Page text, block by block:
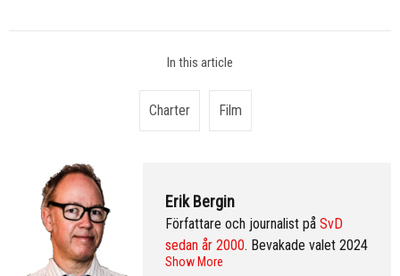
In this article
Charter Film
Erik Bergin
Författare och journalist på SvD
sedan år 2000. Bevakade valet 2024
från Washington DC och var SvD:s
Show More